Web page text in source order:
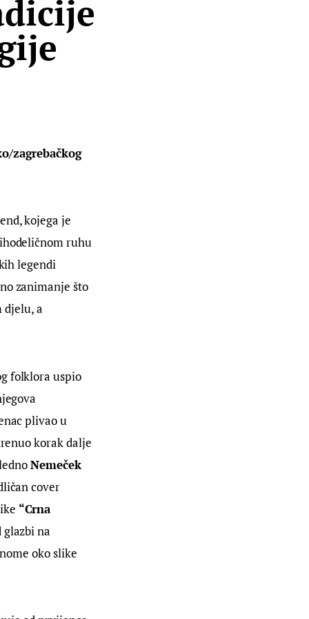
zagrebačkog
kojega je
ruhu
legendi
zanimanje što
djelu, a
folklora uspio
plivao u
korak dalje
Nemeček
cover
“Crna
na
oko slike